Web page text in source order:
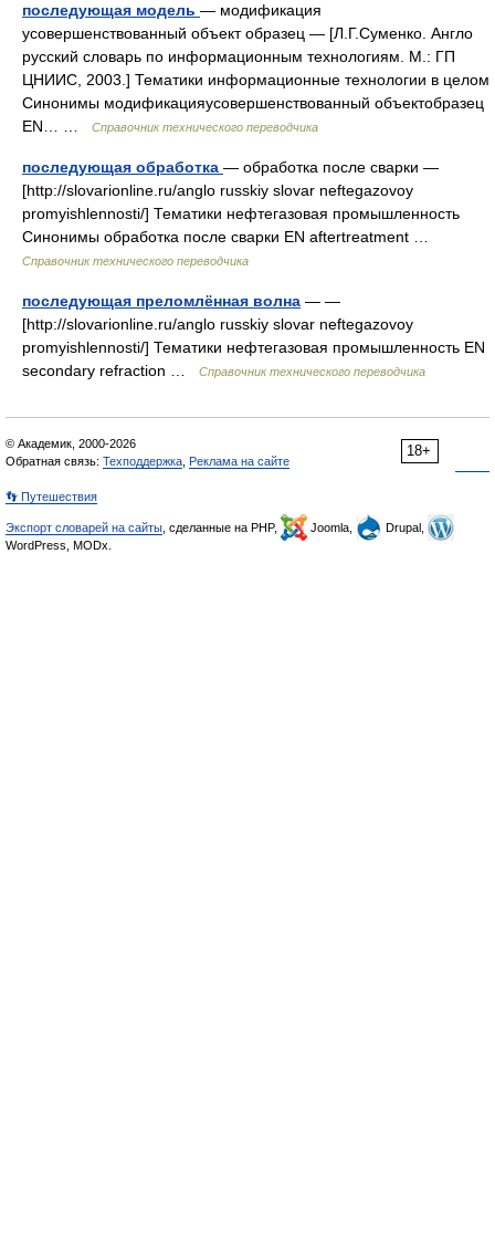
последующая модель — модификация
усовершенствованный объект образец — [Л.Г.Суменко. Англо
русский словарь по информационным технологиям. М.: ГП
ЦНИИС, 2003.] Тематики информационные технологии в целом
Синонимы модификацияусовершенствованный объектобразец
EN… …
Справочник технического переводчика
последующая обработка — обработка после сварки —
[http://slovarionline.ru/anglo russkiy slovar neftegazovoy
promyishlennosti/] Тематики нефтегазовая промышленность
Синонимы обработка после сварки EN aftertreatment …
Справочник технического переводчика
последующая преломлённая волна — —
[http://slovarionline.ru/anglo russkiy slovar neftegazovoy
promyishlennosti/] Тематики нефтегазовая промышленность EN
secondary refraction …
Справочник технического переводчика
18+
© Академик, 2000-2026
Обратная связь: Техподдержка Реклама на сайте
👣 Путешествия
Экспорт словарей на сайты , сделанные на PHP, Joomla,
Drupal,
WordPress, MODx.